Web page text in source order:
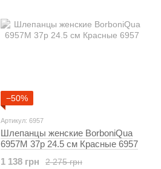
−50%
Артикул: 6957
Шлепанцы женские BorboniQua
6957M 37р 24.5 см Красные 6957
2 275 грн
1 138 грн